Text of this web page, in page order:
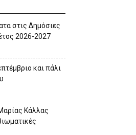
στις Δημόσιες
2026-2027
και πάλι
Κάλλας